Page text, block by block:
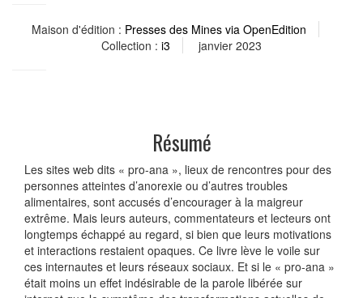
Maison d'édition : Presses des Mines via OpenEdition
Collection : i3 janvier 2023
Résumé
Les sites web dits « pro-ana », lieux de rencontres pour des
personnes atteintes d’anorexie ou d’autres troubles
alimentaires, sont accusés d’encourager à la maigreur
extrême. Mais leurs auteurs, commentateurs et lecteurs ont
longtemps échappé au regard, si bien que leurs motivations
et interactions restaient opaques. Ce livre lève le voile sur
ces internautes et leurs réseaux sociaux. Et si le « pro-ana »
était moins un effet indésirable de la parole libérée sur